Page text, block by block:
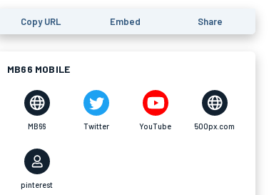
Copy URL Embed Share
MB66 MOBILE
MB66 Twitter YouTube 500px.com
pinterest